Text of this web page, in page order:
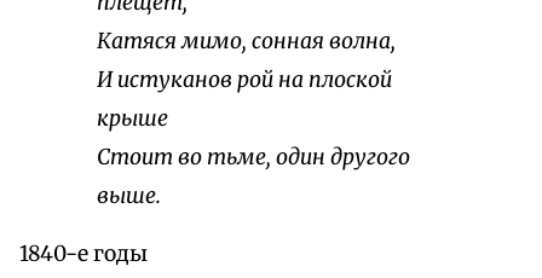
Катяся мимо, сонная волна,
И истуканов рой на плоской
крыше
Стоит во тьме, один другого
выше.
1840-е годы